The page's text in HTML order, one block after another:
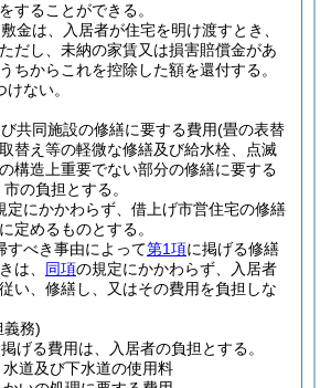
することができる。
金は、入居者が住宅を明け渡すとき、
ただし、未納の家賃又は損害賠償金があ
ちからこれを控除した額を還付する。
ない。
共同施設の修繕に要する費用(畳の表替
替え等の軽微な修繕及び給水栓、点滅
構造上重要でない部分の修繕に要する
市の負担とする。
定にかかわらず、借上げ市営住宅の修繕
定めるものとする。
すべき事由によって第1項に掲げる修繕
は、 同項の規定にかかわらず、入居者
い、修繕し、又はその費用を負担しな
義務)
げる費用は、入居者の負担とする。
道及び下水道の使用料